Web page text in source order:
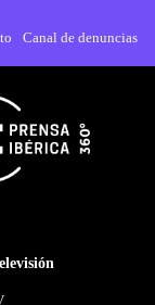
Canal de denuncias